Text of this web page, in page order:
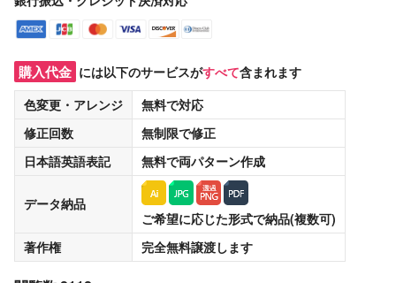
購入代金 には以下のサービスがすべて含まれます
色変更・アレンジ
無料で対応
修正回数
無制限で修正
日本語英語表記
無料で両パターン作成
データ納品
ご希望に応じた形式で納品(複数可)
著作権
完全無料譲渡します